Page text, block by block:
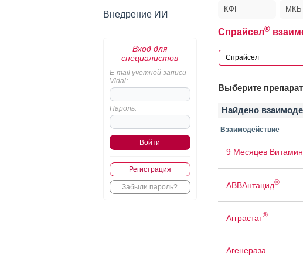
Внедрение ИИ
Вход для
специалистов
E-mail учетной записи
Vidal:
Пароль:
Регистрация
Забыли пароль?
КФГ МКБ
Спрайсел®
Выберите
Найдено
Взаимодействие
9 Месяцев
АВВАнтацид®
Агграстат®
Агенераза